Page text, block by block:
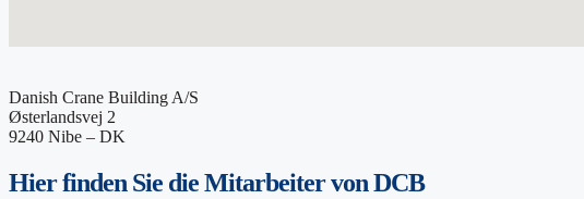
Danish Crane Building A/S
Østerlandsvej 2
9240 Nibe – DK
Hier finden Sie dieMitarbeiter von DCB